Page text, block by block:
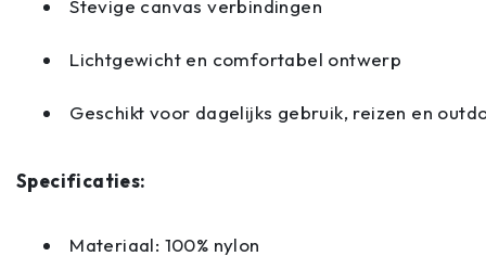
Stevige canvas verbindingen
Lichtgewicht en comfortabel ontwerp
Geschikt voor dagelijks gebruik, reizen en
Specificaties:
Materiaal: 100% nylon